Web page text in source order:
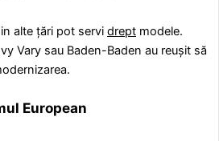
alte țări pot servi drept modele.
Vary sau Baden-Baden au reușit să
European